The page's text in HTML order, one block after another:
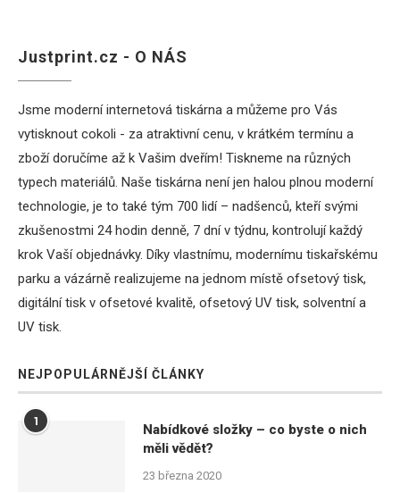
Justprint.cz - O NÁS
Jsme moderní internetová tiskárna a můžeme pro Vás
vytisknout cokoli - za atraktivní cenu, v krátkém termínu a
zboží doručíme až k Vašim dveřím! Tiskneme na různých
typech materiálů. Naše tiskárna není jen halou plnou moderní
technologie, je to také tým 700 lidí – nadšenců, kteří svými
zkušenostmi 24 hodin denně, 7 dní v týdnu, kontrolují každý
krok Vaší objednávky. Díky vlastnímu, modernímu tiskařskému
parku a vázárně realizujeme na jednom místě ofsetový tisk,
digitální tisk v ofsetové kvalitě, ofsetový UV tisk, solventní a
UV tisk.
NEJPOPULÁRNĚJŠÍ ČLÁNKY
1
Nabídkové složky – co byste o nich
měli vědět?
23 března 2020